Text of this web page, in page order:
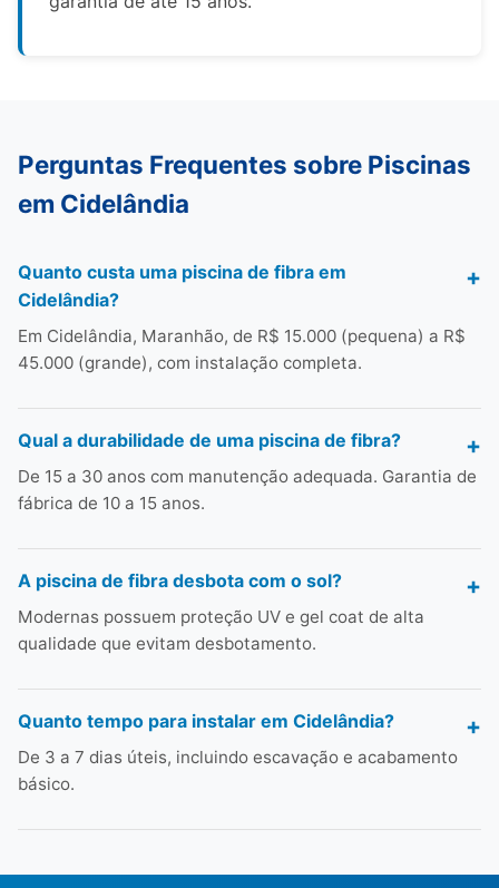
Perguntas Frequentes sobre Piscinas
em Cidelândia
Quanto custa uma piscina de fibra em
Cidelândia?
Em Cidelândia, Maranhão, de R$ 15.000 (pequena) a R$
45.000 (grande), com instalação completa.
Qual a durabilidade de uma piscina de fibra?
De 15 a 30 anos com manutenção adequada. Garantia de
fábrica de 10 a 15 anos.
A piscina de fibra desbota com o sol?
Modernas possuem proteção UV e gel coat de alta
qualidade que evitam desbotamento.
Quanto tempo para instalar em Cidelândia?
De 3 a 7 dias úteis, incluindo escavação e acabamento
básico.